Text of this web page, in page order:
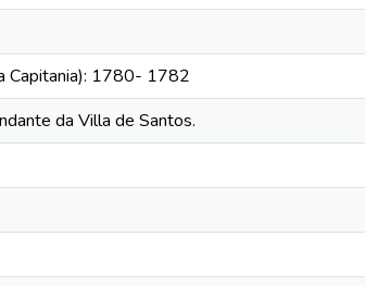
Capitania): 1780- 1782
da Villa de Santos.